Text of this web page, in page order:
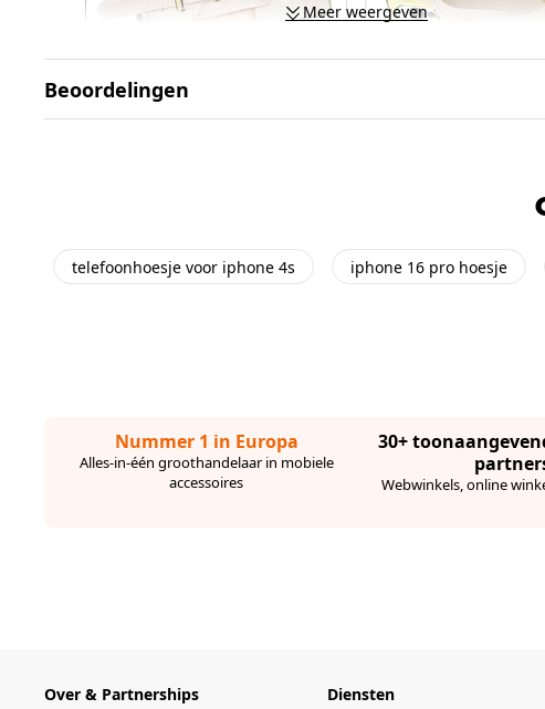
Meer weergeven
Beoordelingen
telefoonhoesje voor iphone 4s iphone 16 pro hoesje
Nummer 1 in Europa
Alles-in-één groothandelaar in mobiele
accessoires
30+
Webwinkels, online
Over & Partnerships Diensten